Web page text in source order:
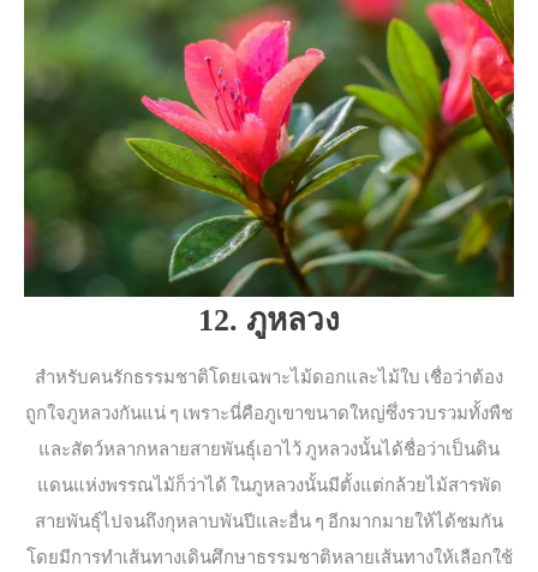
12. ภูหลวง
สำหรับคนรักธรรมชาติโดยเฉพาะไม้ดอกและไม้ใบ เชื่อว่าต้อง
ถูกใจภูหลวงกันแน่ ๆ เพราะนี่คือภูเขาขนาดใหญ่ซึ่งรวบรวมทั้งพืช
และสัตว์หลากหลายสายพันธุ์เอาไว้ ภูหลวงนั้นได้ชื่อว่าเป็นดิน
แดนแห่งพรรณไม้ก็ว่าได้ ในภูหลวงนั้นมีตั้งแต่กล้วยไม้สารพัด
สายพันธุ์ไปจนถึงกุหลาบพันปีและอื่น ๆ อีกมากมายให้ได้ชมกัน
โดยมีการทำเส้นทางเดินศึกษาธรรมชาติหลายเส้นทางให้เลือกใช้